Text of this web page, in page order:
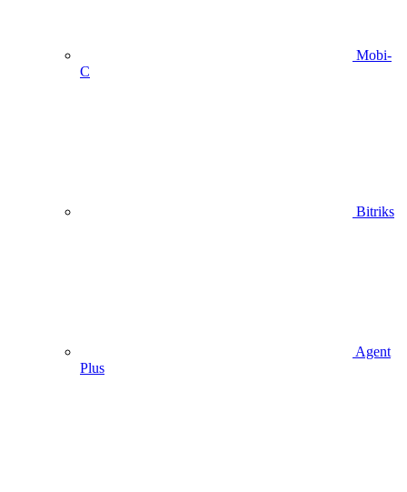
Mobi-
C
Bitriks
Agent
Plus